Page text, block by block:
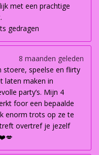
met een prachtige
gedragen
8 maanden geleden
stoere, speelse en flirty
laten maken in
party’s. Mijn 4
foor een bepaalde
enorm trots op ze te
overtref je jezelf